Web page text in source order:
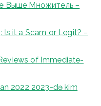
Выше Множитель –
Is it a Scam or Legit? –
of Immediate-
2022 2023-də kim